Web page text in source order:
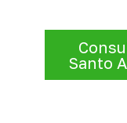
Santo